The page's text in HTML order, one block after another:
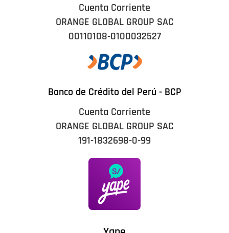
Cuenta Corriente
ORANGE GLOBAL GROUP SAC
00110108-0100032527
Banco de Crédito del Perú - BCP
Cuenta Corriente
ORANGE GLOBAL GROUP SAC
191-1832698-0-99